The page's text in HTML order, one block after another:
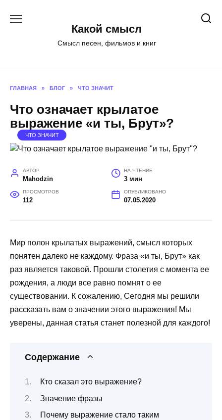
Какой смысл
Смысл песен, фильмов и книг
ГЛАВНАЯ » БЛОГ » ЧТО ЗНАЧИТ
Что означает крылатое
выражение «и ты, Брут»?
ЧТО ЗНАЧИТ
АВТОР
Mahodzin
НА ЧТЕНИЕ
3 мин
ПРОСМОТРОВ
112
ОПУБЛИКОВАНО
07.05.2020
Мир полон крылатых выражений, смысл которых
понятен далеко не каждому. Фраза «и ты, Брут» как
раз является таковой. Прошли столетия с момента ее
рождения, а люди все равно помнят о ее
существовании. К сожалению, Сегодня мы решили
рассказать вам о значении этого выражения! Мы
уверены, данная статья станет полезной для каждого!
Содержание
Кто сказал это выражение?
Значение фразы
Почему выражение стало таким